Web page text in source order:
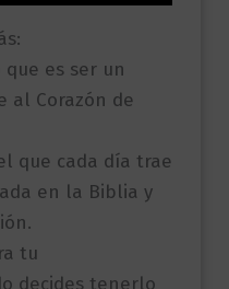
es ser un
al Corazón de
que cada día trae
en la Biblia y
tu